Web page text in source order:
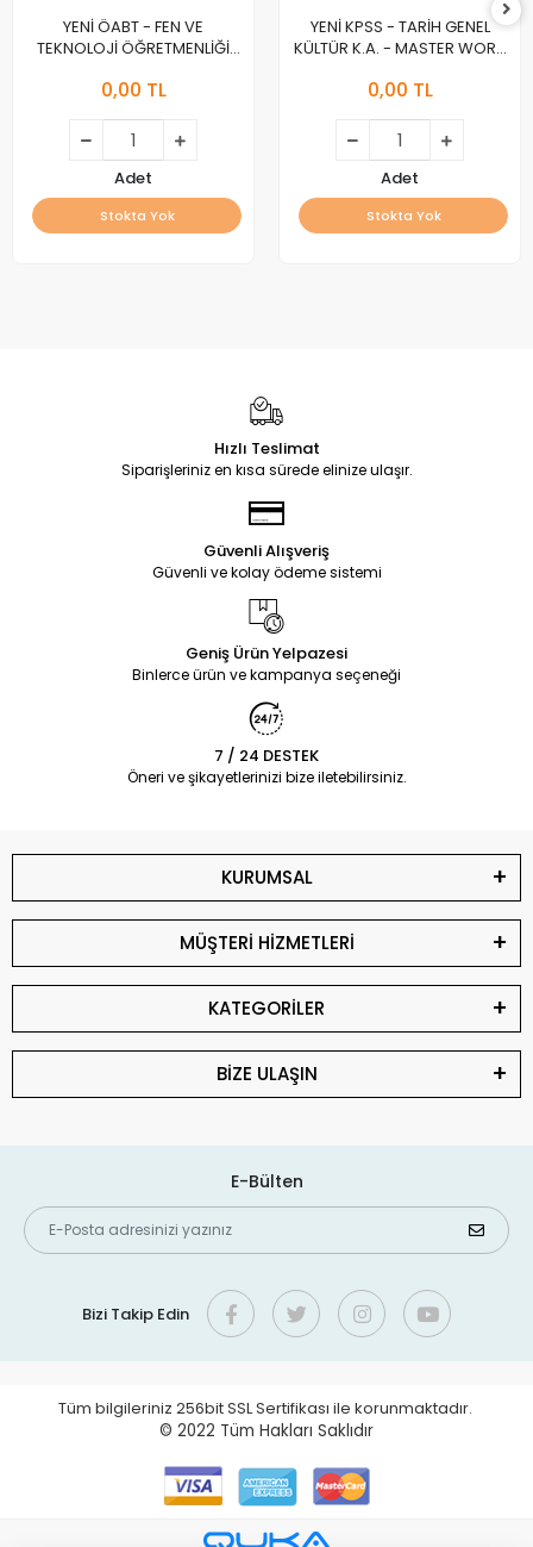
YENİ ÖABT - FEN VE
TEKNOLOJİ ÖĞRETMENLİĞİ
0,00 TL
Adet
Stokta Yok
YENİ KPSS - TARİH GENEL
KÜLTÜR K.A. - MASTER WORK
0,00 TL
Adet
Stokta Yok
Hızlı Teslimat
Siparişleriniz en kısa sürede elinize ulaşır.
Güvenli Alışveriş
Güvenli ve kolay ödeme sistemi
Geniş Ürün Yelpazesi
Binlerce ürün ve kampanya seçeneği
7 / 24 DESTEK
Öneri ve şikayetlerinizi bize iletebilirsiniz.
KURUMSAL
MÜŞTERİ HİZMETLERİ
KATEGORİLER
BİZE ULAŞIN
E-Bülten
Bizi Takip Edin
Tüm bilgileriniz 256bit SSL Sertifikası ile korunmaktadır.
© 2022 Tüm Hakları Saklıdır